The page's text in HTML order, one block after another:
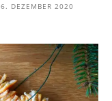
DEZEMBER 2020